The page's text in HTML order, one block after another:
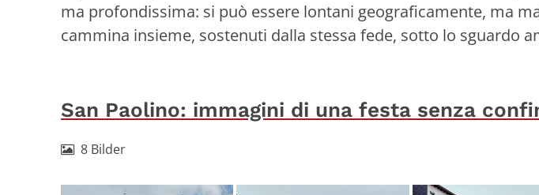
ma profondissima: si può essere lontani geograficamente, ma
cammina insieme, sostenuti dalla stessa fede, sotto lo sguardo
San Paolino: immagini di una festa senza
8 Bilder